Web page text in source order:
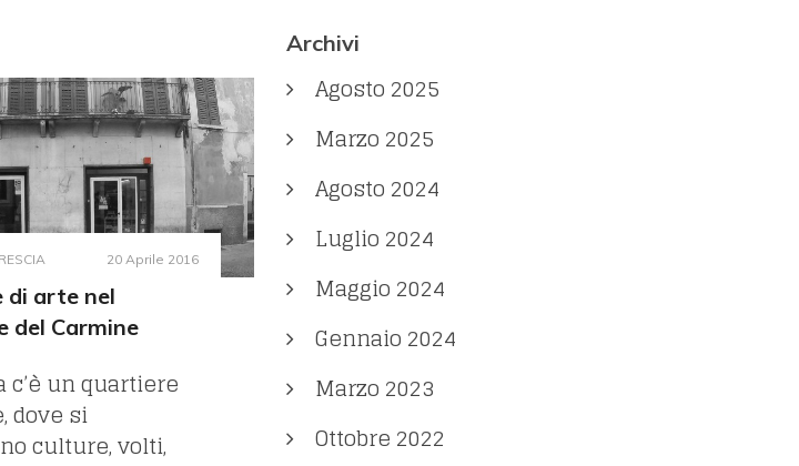
20 Aprile 2016
di arte nel
del Carmine
c’è un quartiere
dove si
culture, volti,
Archivi
Agosto 2025
Marzo 2025
Agosto 2024
Luglio 2024
Maggio 2024
Gennaio 2024
Marzo 2023
Ottobre 2022